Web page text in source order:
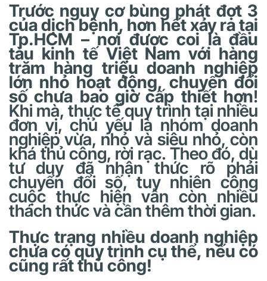
Trước nguy cơ bùng phát đợt 3
của dịch bệnh, hơn hết xảy ra tại
Tp.HCM – nơi được coi là đầu
tàu kinh tế Việt Nam với hàng
trăm hàng triệu doanh nghiệp
lớn nhỏ hoạt động, chuyển đổi
số chưa bao giờ cấp thiết hơn!
Khi mà, thực tế quy trình tại nhiều
đơn vị, chủ yếu là nhóm doanh
nghiệp vừa, nhỏ và siêu nhỏ, còn
khá thủ công, rời rạc. Theo đó, dù
tư duy đã nhận thức rõ phải
chuyển đổi số, tuy nhiên công
cuộc thực hiện vẫn còn nhiều
thách thức và cần thêm thời gian.
Thực trạng nhiều doanh nghiệp
chưa có quy trình cụ thể, nếu có
cũng rất thủ công!